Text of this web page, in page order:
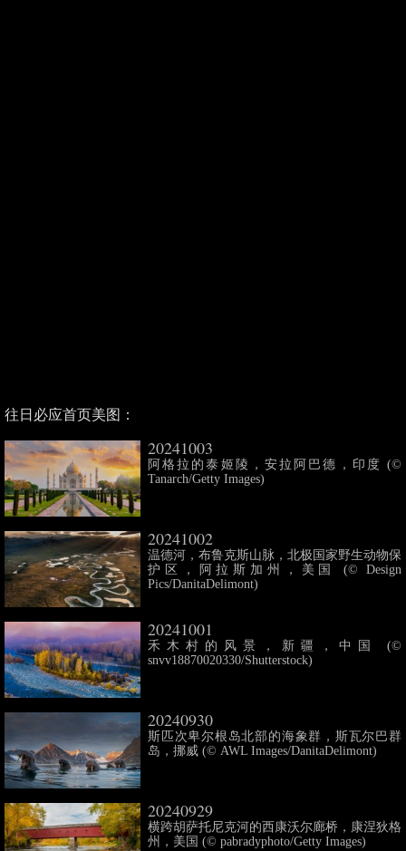
往日必应首页美图：
20241003
阿格拉的泰姬陵，安拉阿巴德，印度 (©
Tanarch/Getty Images)
20241002
温德河，布鲁克斯山脉，北极国家野生动物保
护区，阿拉斯加州，美国 (© Design
Pics/DanitaDelimont)
20241001
禾木村的风景，新疆，中国 (©
snvv18870020330/Shutterstock)
20240930
斯匹次卑尔根岛北部的海象群，斯瓦尔巴群
岛，挪威 (© AWL Images/DanitaDelimont)
20240929
横跨胡萨托尼克河的西康沃尔廊桥，康涅狄格
州，美国 (© pabradyphoto/Getty Images)